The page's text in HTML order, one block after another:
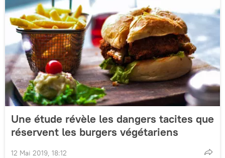
Une étude révèle les dangers tacites que
réservent les burgers végétariens
12 Mai 2019, 18:12